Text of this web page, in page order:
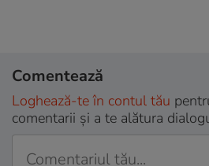
Comentează
Loghează-te în contul tău
comentarii și a te alătura